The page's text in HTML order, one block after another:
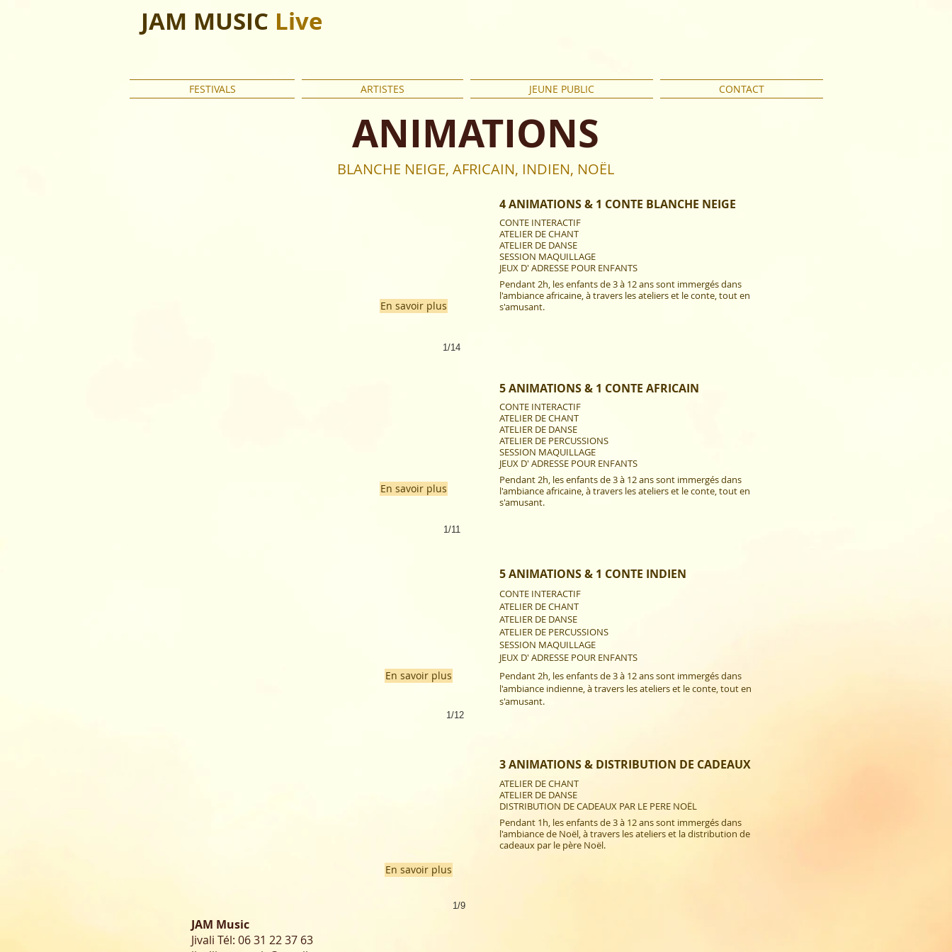
JAM MUSIC Live
FESTIVALS ARTISTES JEUNE PUBLIC CONTACT
ANIMATIONS
BLANCHE NEIGE, AFRICAIN, INDIEN, NOËL
1/14
En savoir plus
4 ANIMATIONS & 1 CONTE BLANCHE NEIGE
CONTE INTERACTIF
ATELIER DE CHANT
ATELIER DE DANSE
SESSION MAQUILLAGE
JEUX D' ADRESSE POUR ENFANTS ​
Pendant 2h, les enfants de 3 à 12 ans sont immergés dans
l'ambiance africaine, à travers les ateliers et le conte, tout en
s'amusant.
1/11
En savoir plus
5 ANIMATIONS & 1 CONTE AFRICAIN
CONTE INTERACTIF
ATELIER DE CHANT
ATELIER DE DANSE
ATELIER DE PERCUSSIONS
SESSION MAQUILLAGE
JEUX D' ADRESSE POUR ENFANTS ​
Pendant 2h, les enfants de 3 à 12 ans sont immergés dans
l'ambiance africaine, à travers les ateliers et le conte, tout en
s'amusant.
1/12
En savoir plus
5 ANIMATIONS & 1 CONTE INDIEN
CONTE INTERACTIF
ATELIER DE CHANT
ATELIER DE DANSE
ATELIER DE PERCUSSIONS
SESSION MAQUILLAGE
JEUX D' ADRESSE POUR ENFANTS ​
Pendant 2h, les enfants de 3 à 12 ans sont immergés dans
l'ambiance indienne, à travers les ateliers et le conte, tout en
s'amusant.
3 ANIMATIONS & DISTRIBUTION DE CADEAUX
ATELIER DE CHANT
ATELIER DE DANSE
DISTRIBUTION DE CADEAUX PAR LE PERE NOËL
Pendant 1h, les enfants de 3 à 12 ans sont immergés dans
l'ambiance de Noël, à travers les ateliers et la distribution de
cadeaux par le père Noël.
1/9
En savoir plus
JAM Music
Jivali Tél: 06 31 22 37 63